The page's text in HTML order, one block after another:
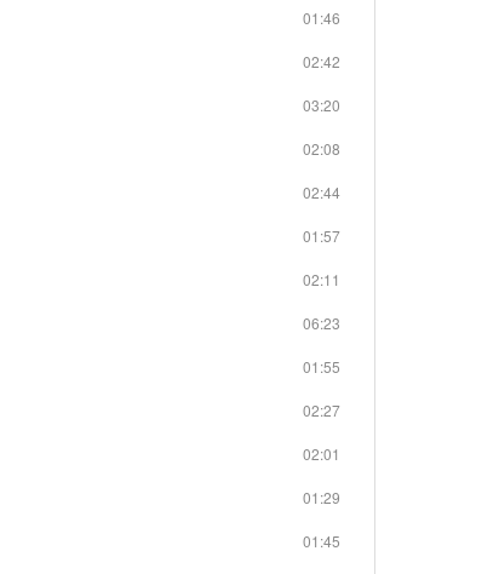
01:46
02:42
03:20
02:08
02:44
01:57
02:11
06:23
01:55
02:27
02:01
01:29
01:45